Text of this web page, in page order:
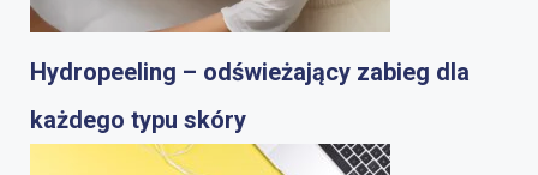
Hydropeeling – odświeżający zabieg dla
każdego typu skóry